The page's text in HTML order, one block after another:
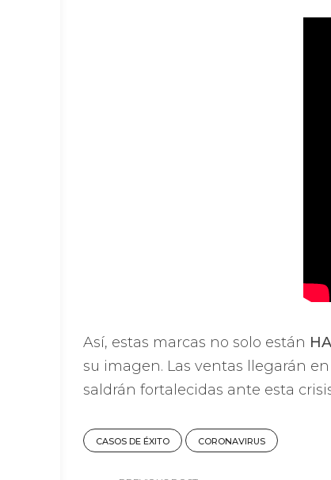
Así, estas marcas no solo están
su imagen. Las ventas llegarán
saldrán fortalecidas ante esta
CASOS DE ÉXITO CORONAVIRUS